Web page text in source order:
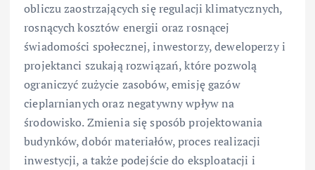
obliczu zaostrzających się regulacji klimatycznych,
rosnących kosztów energii oraz rosnącej
świadomości społecznej, inwestorzy, deweloperzy i
projektanci szukają rozwiązań, które pozwolą
ograniczyć zużycie zasobów, emisję gazów
cieplarnianych oraz negatywny wpływ na
środowisko. Zmienia się sposób projektowania
budynków, dobór materiałów, proces realizacji
inwestycji, a także podejście do eksploatacji i